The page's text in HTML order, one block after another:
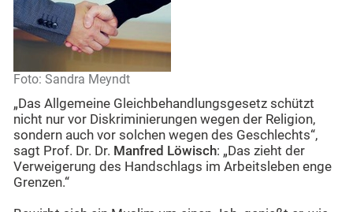
Foto: Sandra Meyndt
„Das Allgemeine Gleichbehandlungsgesetz schützt
nicht nur vor Diskriminierungen wegen der Religion,
sondern auch vor solchen wegen des Geschlechts“,
sagt Prof. Dr. Dr. Manfred Löwisch: „Das zieht der
Verweigerung des Handschlags im Arbeitsleben enge
Grenzen.“